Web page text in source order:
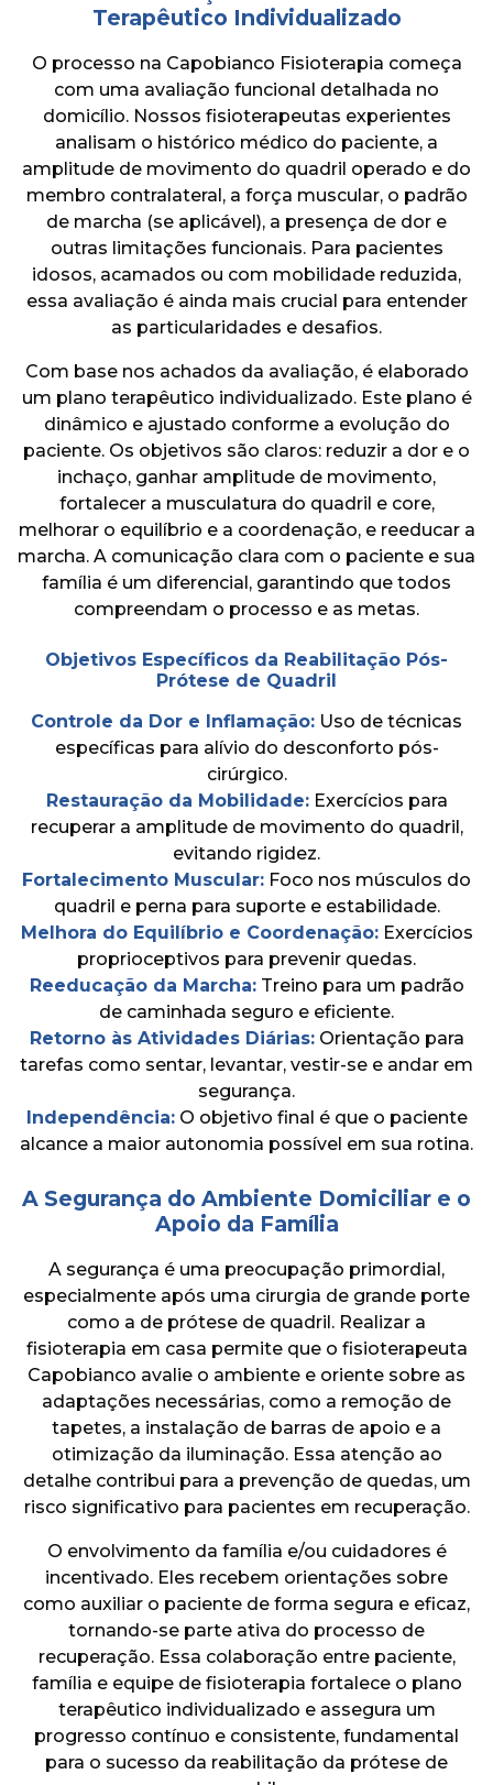
Terapêutico Individualizado
O processo na Capobianco Fisioterapia começa
com uma avaliação funcional detalhada no
domicílio. Nossos fisioterapeutas experientes
analisam o histórico médico do paciente, a
amplitude de movimento do quadril operado e do
membro contralateral, a força muscular, o padrão
de marcha (se aplicável), a presença de dor e
outras limitações funcionais. Para pacientes
idosos, acamados ou com mobilidade reduzida,
essa avaliação é ainda mais crucial para entender
as particularidades e desafios.
Com base nos achados da avaliação, é elaborado
um plano terapêutico individualizado. Este plano é
dinâmico e ajustado conforme a evolução do
paciente. Os objetivos são claros: reduzir a dor e o
inchaço, ganhar amplitude de movimento,
fortalecer a musculatura do quadril e core,
melhorar o equilíbrio e a coordenação, e reeducar a
marcha. A comunicação clara com o paciente e sua
família é um diferencial, garantindo que todos
compreendam o processo e as metas.
Objetivos Específicos da Reabilitação Pós-
Prótese de Quadril
Controle da Dor e Inflamação: Uso de técnicas
específicas para alívio do desconforto pós-
cirúrgico.
Restauração da Mobilidade:Exercícios para
recuperar a amplitude de movimento do quadril,
evitando rigidez.
Fortalecimento Muscular: Foco nos músculos do
quadril e perna para suporte e estabilidade.
Melhora do Equilíbrio e Coordenação:Exercícios
proprioceptivos para prevenir quedas.
Reeducação da Marcha:Treino para um padrão
de caminhada seguro e eficiente.
Retorno às Atividades Diárias:Orientação para
tarefas como sentar, levantar, vestir-se e andar em
segurança.
Independência:O objetivo final é que o paciente
alcance a maior autonomia possível em sua rotina.
A Segurança do Ambiente Domiciliar e o
Apoio da Família
A segurança é uma preocupação primordial,
especialmente após uma cirurgia de grande porte
como a de prótese de quadril. Realizar a
fisioterapia em casa permite que o fisioterapeuta
Capobianco avalie o ambiente e oriente sobre as
adaptações necessárias, como a remoção de
tapetes, a instalação de barras de apoio e a
otimização da iluminação. Essa atenção ao
detalhe contribui para a prevenção de quedas, um
risco significativo para pacientes em recuperação.
O envolvimento da família e/ou cuidadores é
incentivado. Eles recebem orientações sobre
como auxiliar o paciente de forma segura e eficaz,
tornando-se parte ativa do processo de
recuperação. Essa colaboração entre paciente,
família e equipe de fisioterapia fortalece o plano
terapêutico individualizado e assegura um
progresso contínuo e consistente, fundamental
para o sucesso da reabilitação da prótese de